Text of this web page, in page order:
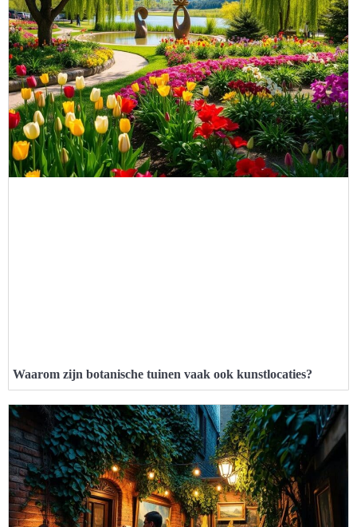
Waarom zijn botanische tuinen vaak ook kunstlocaties?